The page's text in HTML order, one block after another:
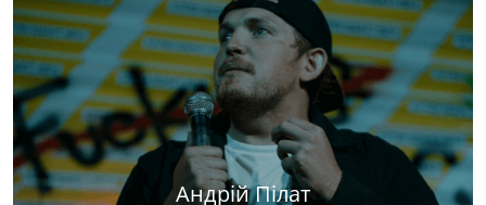
Андрій Пілат